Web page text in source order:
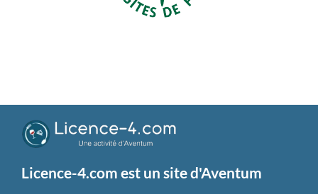
Licence-4.com est un site d'Aventum